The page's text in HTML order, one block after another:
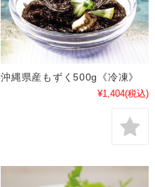
沖縄県産もずく500g《冷凍》
¥1,404(税込)